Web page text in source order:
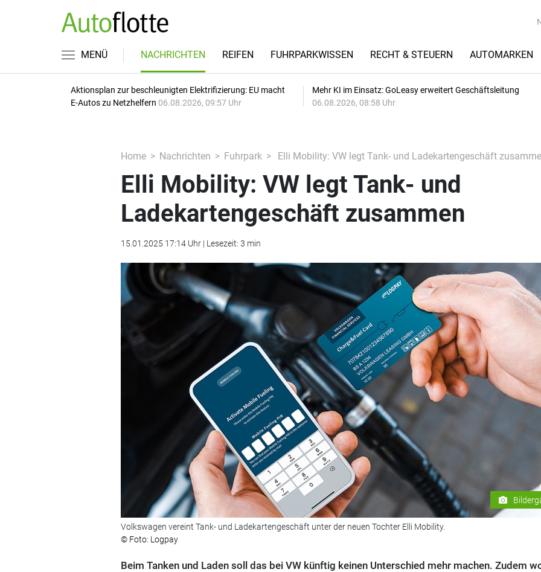
MENÜ NACHRICHTEN REIFEN FUHRPARKWISSEN RECHT & STEUERN AUTOMARKEN
Aktionsplan zur beschleunigten Elektrifizierung: EU macht
E-Autos zu Netzhelfern 06.08.2026, 09:57 Uhr
Mehr KI im Einsatz: GoLeasy erweitert Geschäftsleitung
06.08.2026, 08:58 Uhr
Home Nachrichten Fuhrpark Elli Mobility: VW legt Tank- und Ladekartengeschäft
Elli Mobility: VW legt Tank- und
Ladekartengeschäft zusammen
15.01.2025 17:14 Uhr | Lesezeit: 3 min
Volkswagen vereint Tank- und Ladekartengeschäft unter der neuen Tochter Elli Mobility.
© Foto: Logpay
Beim Tanken und Laden soll das bei VW künftig keinen Unterschied mehr machen. Zudem